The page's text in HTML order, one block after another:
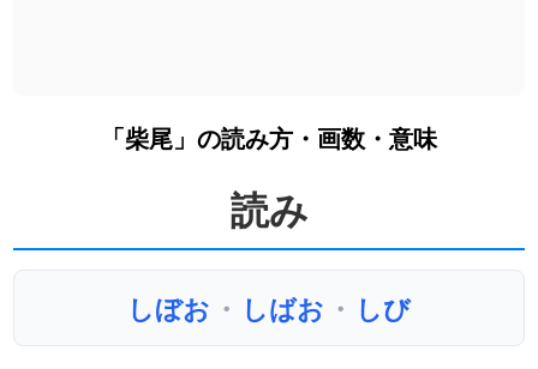
「柴尾」の読み方・画数・意味
読み
しぼお ・ しばお ・ しび